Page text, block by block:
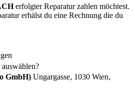
erfolgter Reparatur zahlen möchtest.
erhälst du eine Rechnung die du
GmbH) Ungargasse, 1030 Wien,